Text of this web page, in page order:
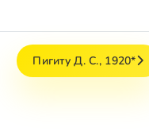
Пигиту Д. С., 1920*